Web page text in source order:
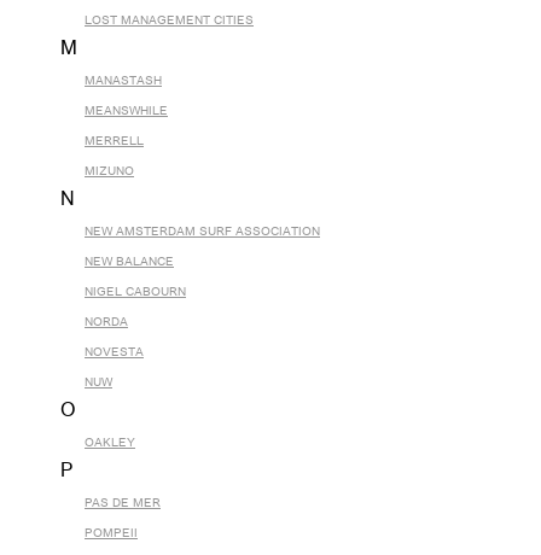
LOST MANAGEMENT CITIES
M
MANASTASH
MEANSWHILE
MERRELL
MIZUNO
N
NEW AMSTERDAM SURF ASSOCIATION
NEW BALANCE
NIGEL CABOURN
NORDA
NOVESTA
NUW
O
OAKLEY
P
PAS DE MER
POMPEII